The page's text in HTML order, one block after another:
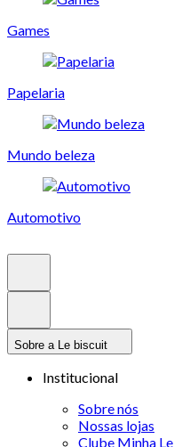
Games
Papelaria
Mundo beleza
Automotivo
Sobre a Le biscuit
Institucional
Sobre nós
Nossas lojas
Clube Minha Le